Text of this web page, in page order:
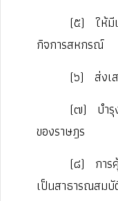
(๕) ให้มี
กิจการสหกรณ์
(๖)
ส่งเ
(๗)
บำ
ของราษฎร
(๘)
กา
เป็นสาธารณสม